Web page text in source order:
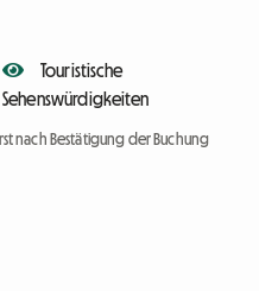
Touristische
Sehenswürdigkeiten
nach Bestätigung der Buchung